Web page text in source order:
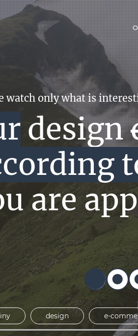
no one looks like a
sites
are
are
design e-